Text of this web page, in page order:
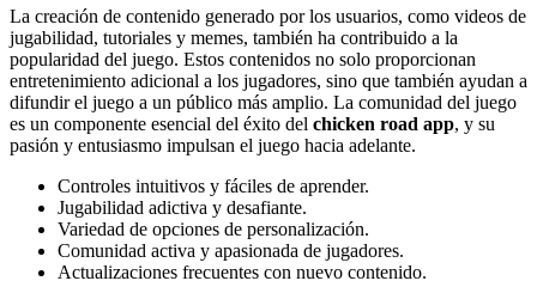
La creación de contenido generado por los usuarios, como videos de
jugabilidad, tutoriales y memes, también ha contribuido a la
popularidad del juego. Estos contenidos no solo proporcionan
entretenimiento adicional a los jugadores, sino que también ayudan a
difundir el juego a un público más amplio. La comunidad del juego
es un componente esencial del éxito del chicken road app, y su
pasión y entusiasmo impulsan el juego hacia adelante.
Controles intuitivos y fáciles de aprender.
Jugabilidad adictiva y desafiante.
Variedad de opciones de personalización.
Comunidad activa y apasionada de jugadores.
Actualizaciones frecuentes con nuevo contenido.